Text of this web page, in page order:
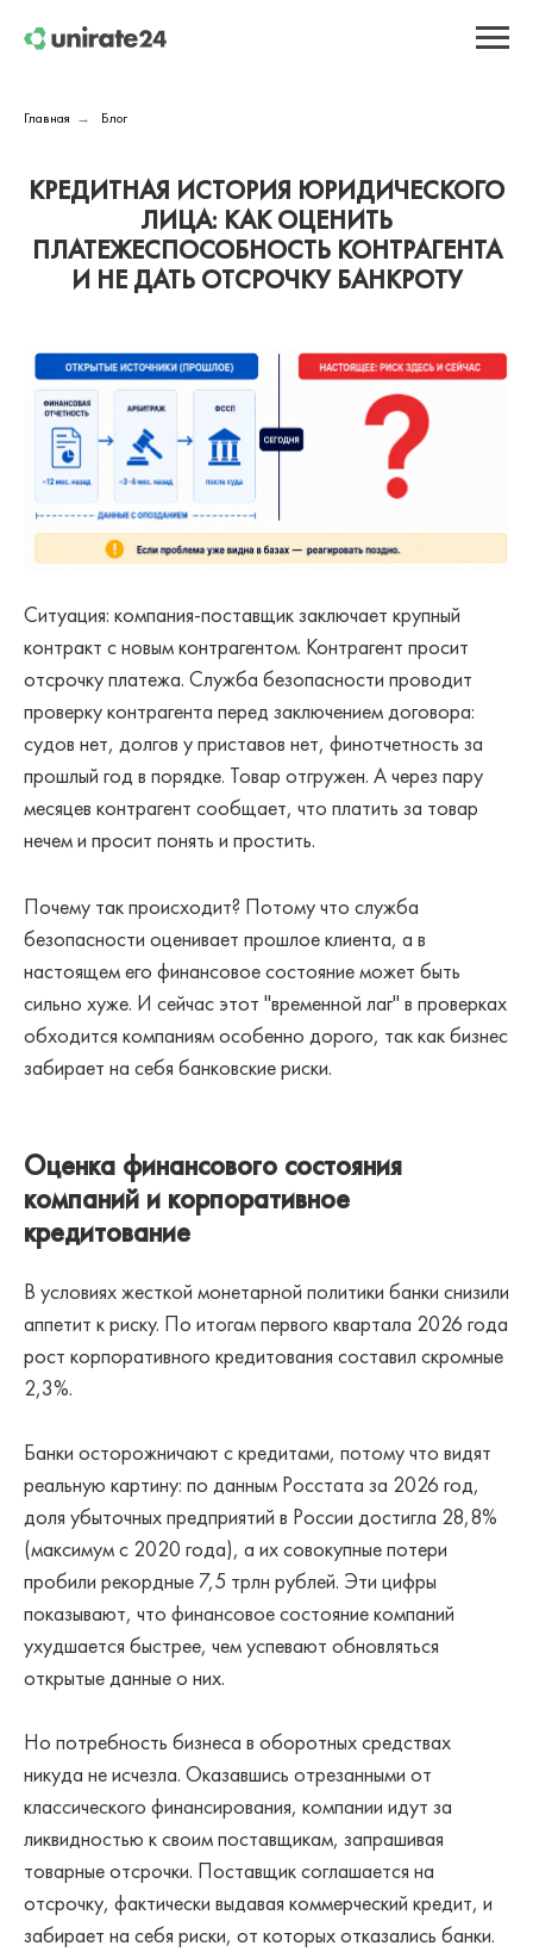
Главная → Блог
КРЕДИТНАЯ ИСТОРИЯ ЮРИДИЧЕСКОГО
ЛИЦА: КАК ОЦЕНИТЬ
ПЛАТЕЖЕСПОСОБНОСТЬ КОНТРАГЕНТА
И НЕ ДАТЬ ОТСРОЧКУ БАНКРОТУ
Ситуация: компания-поставщик заключает крупный
контракт с новым контрагентом. Контрагент просит
отсрочку платежа. Служба безопасности проводит
проверку контрагента перед заключением договора:
судов нет, долгов у приставов нет, финотчетность за
прошлый год в порядке. Товар отгружен. А через пару
месяцев контрагент сообщает, что платить за товар
нечем и просит понять и простить.
Почему так происходит? Потому что служба
безопасности оценивает прошлое клиента, а в
настоящем его финансовое состояние может быть
сильно хуже. И сейчас этот "временной лаг" в проверках
обходится компаниям особенно дорого, так как бизнес
забирает на себя банковские риски.
Оценка финансового состояния
компаний и корпоративное
кредитование
В условиях жесткой монетарной политики банки снизили
аппетит к риску. По итогам первого квартала 2026 года
рост корпоративного кредитования составил скромные
2,3%.
Банки осторожничают с кредитами, потому что видят
реальную картину: по данным Росстата за 2026 год,
доля убыточных предприятий в России достигла 28,8%
(максимум с 2020 года), а их совокупные потери
пробили рекордные 7,5 трлн рублей. Эти цифры
показывают, что финансовое состояние компаний
ухудшается быстрее, чем успевают обновляться
открытые данные о них.
Но потребность бизнеса в оборотных средствах
никуда не исчезла. Оказавшись отрезанными от
классического финансирования, компании идут за
ликвидностью к своим поставщикам, запрашивая
товарные отсрочки. Поставщик соглашается на
отсрочку, фактически выдавая коммерческий кредит, и
забирает на себя риски, от которых отказались банки.